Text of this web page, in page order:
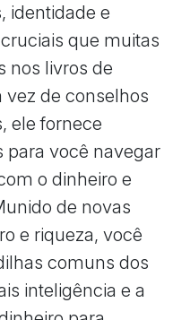
identidade e
que muitas
nos livros de
de conselhos
ele fornece
para você navegar
o dinheiro e
de novas
e riqueza, você
comuns dos
inteligência e a